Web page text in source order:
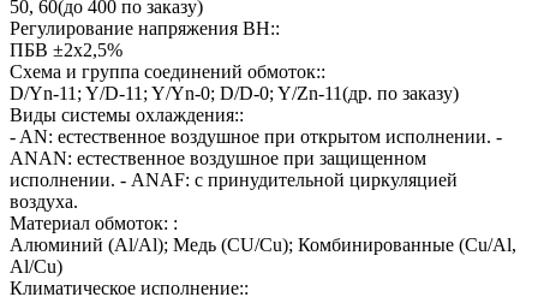
50, 60(до 400 по заказу)
Регулирование напряжения ВН::
ПБВ ±2х2,5%
Схема и группа соединений обмоток::
D/Yn-11; Y/D-11; Y/Yn-0; D/D-0; Y/Zn-11(др. по заказу)
Виды системы охлаждения::
- AN: естественное воздушное при открытом исполнении. -
ANAN: естественное воздушное при защищенном
исполнении. - ANAF: с принудительной циркуляцией
воздуха.
Материал обмоток: :
Алюминий (Al/Al); Медь (CU/Cu); Комбинированные (Cu/Al,
Al/Cu)
Климатическое исполнение::